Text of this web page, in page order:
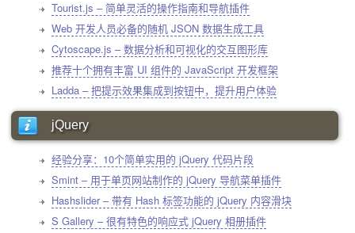
Tourist.js – 简单灵活的操作指南和导航插件
Web 开发人员必备的随机 JSON 数据生成工具
Cytoscape.js – 数据分析和可视化的交互图形库
推荐十个拥有丰富 UI 组件的 JavaScript 开发框架
Ladda – 把提示效果集成到按钮中，提升用户体验
jQuery
经验分享：10个简单实用的 jQuery 代码片段
Smint – 用于单页网站制作的 jQuery 导航菜单插件
Hashslider – 带有 Hash 标签功能的 jQuery 内容滑块
S Gallery – 很有特色的响应式 jQuery 相册插件